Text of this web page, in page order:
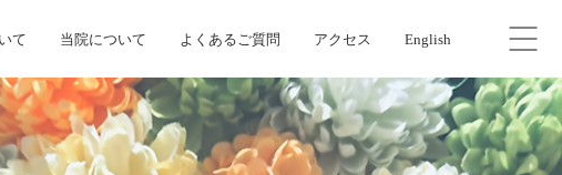
て 当院について よくあるご質問 アクセス English